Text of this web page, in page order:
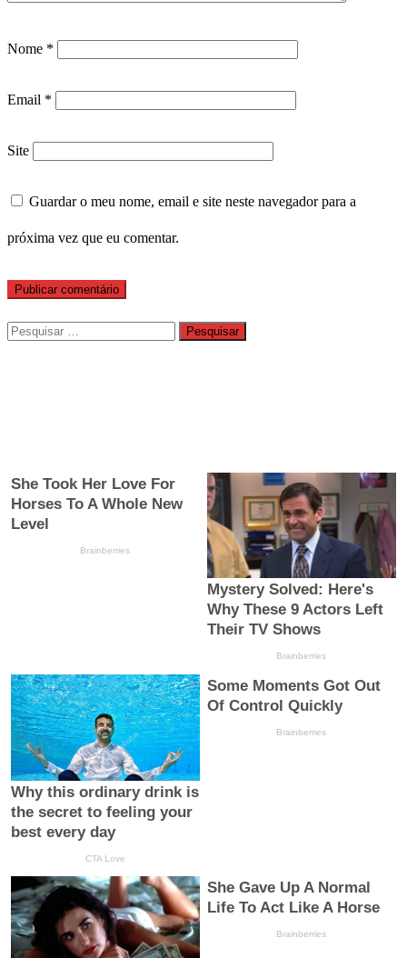
Nome *
Email *
Site
Guardar o meu nome, email e site neste navegador para a
próxima vez que eu comentar.
Pesquisar
por: